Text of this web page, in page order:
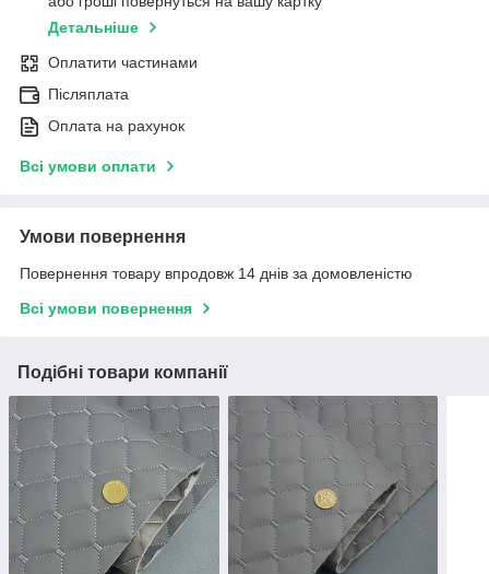
Детальніше
Оплатити частинами
Післяплата
Оплата на рахунок
Всі умови оплати
Умови повернення
Повернення товару впродовж 14 днів за домовленістю
Всі умови повернення
Подібні товари компанії